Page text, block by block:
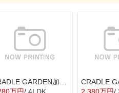
万円/ 4LDK 2,380万円/